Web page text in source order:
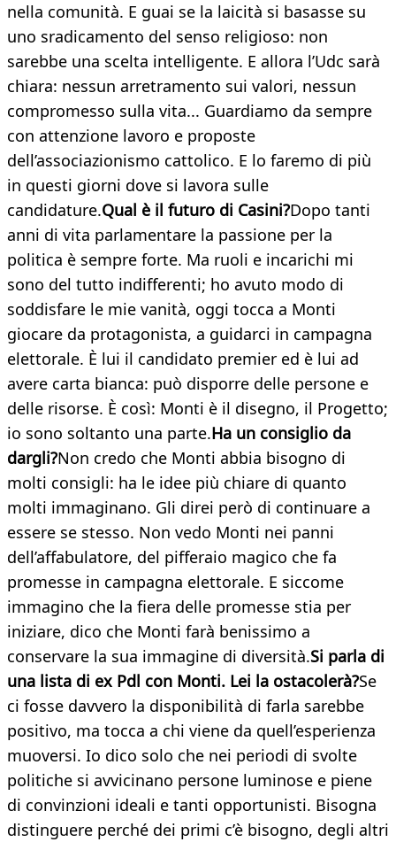
nella comunità. E guai se la laicità si basasse su
uno sradicamento del senso religioso: non
sarebbe una scelta intelligente. E allora l’Udc sarà
chiara: nessun arretramento sui valori, nessun
compromesso sulla vita... Guardiamo da sempre
con attenzione lavoro e proposte
dell’associazionismo cattolico. E lo faremo di più
in questi giorni dove si lavora sulle
candidature.Qual è il futuro di Casini?Dopo tanti
anni di vita parlamentare la passione per la
politica è sempre forte. Ma ruoli e incarichi mi
sono del tutto indifferenti; ho avuto modo di
soddisfare le mie vanità, oggi tocca a Monti
giocare da protagonista, a guidarci in campagna
elettorale. È lui il candidato premier ed è lui ad
avere carta bianca: può disporre delle persone e
delle risorse. È così: Monti è il disegno, il Progetto;
io sono soltanto una parte.Ha un consiglio da
dargli?Non credo che Monti abbia bisogno di
molti consigli: ha le idee più chiare di quanto
molti immaginano. Gli direi però di continuare a
essere se stesso. Non vedo Monti nei panni
dell’affabulatore, del pifferaio magico che fa
promesse in campagna elettorale. E siccome
immagino che la fiera delle promesse stia per
iniziare, dico che Monti farà benissimo a
conservare la sua immagine di diversità.Si parla di
una lista di ex Pdl con Monti. Lei la ostacolerà?Se
ci fosse davvero la disponibilità di farla sarebbe
positivo, ma tocca a chi viene da quell’esperienza
muoversi. Io dico solo che nei periodi di svolte
politiche si avvicinano persone luminose e piene
di convinzioni ideali e tanti opportunisti. Bisogna
distinguere perché dei primi c’è bisogno, degli altri